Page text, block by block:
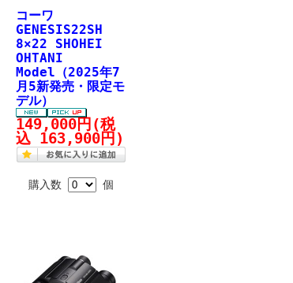
コーワ
GENESIS22SH
8×22 SHOHEI
OHTANI
Model（2025年7
月5新発売・限定モ
デル）
149,000円 (税
込 163,900円)
購入数 個